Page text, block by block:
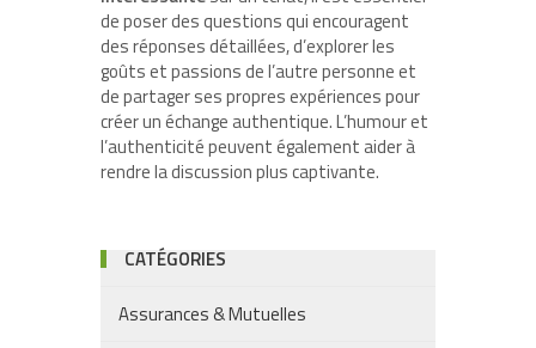
de poser des questions qui encouragent
des réponses détaillées, d’explorer les
goûts et passions de l’autre personne et
de partager ses propres expériences pour
créer un échange authentique. L’humour et
l’authenticité peuvent également aider à
rendre la discussion plus captivante.
CATÉGORIES
Assurances & Mutuelles